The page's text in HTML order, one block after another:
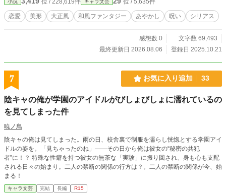
小説 位 / 228,619件 キャラ文芸 位 / 5,635件
恋愛 美形 大正風 和風ファンタジー あやかし 呪い シリアス
感想数 0
文字数 69,493
最終更新日 2026.08.06
登録日 2025.10.21
7 お気に入り追加 33
陰キャの俺が学園のアイドルがびしょびしょに濡れているの
を見てしまった件
暁ノ鳥
陰キャの俺は見てしまった。雨の日、校舎裏で制服を濡らし恍惚とする学園アイ
ドルの姿を。「見ちゃったのね」――その日から俺は彼女の“秘密の共犯
者”に！？ 特殊な性癖を持つ彼女の無茶な「実験」に振り回され、身も心も支配
される日々の始まり。二人の禁断の関係の行方は？。二人の禁断の関係が今、始
まる！
キャラ文芸 完結 長編 R15